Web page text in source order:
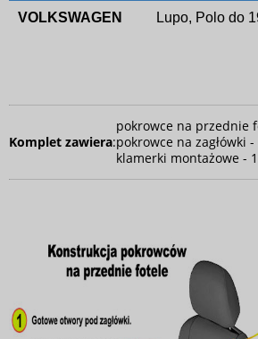
VOLKSWAGEN Lupo, Polo do
Komplet zawiera:
pokrowce na przednie
pokrowce na zagłówki
klamerki montażowe -